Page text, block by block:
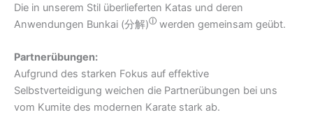
Die in unserem Stil überlieferten Katas und deren
Anwendungen Bunkai (分解)ⓘ werden gemeinsam geübt.
Partnerübungen:
Aufgrund des starken Fokus auf effektive
Selbstverteidigung weichen die Partnerübungen bei uns
vom Kumite des modernen Karate stark ab.